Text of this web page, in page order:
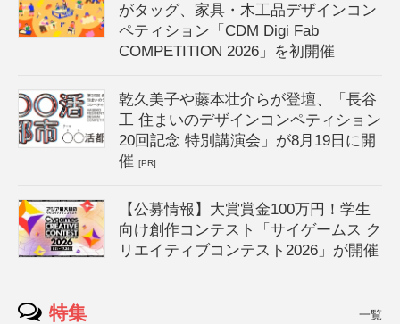
がタッグ、家具・木工品デザインコン
ペティション「CDM Digi Fab
COMPETITION 2026」を初開催
乾久美子や藤本壮介らが登壇、「長谷
工 住まいのデザインコンペティション
20回記念 特別講演会」が8月19日に開
催[PR]
【公募情報】大賞賞金100万円！学生
向け創作コンテスト「サイゲームス ク
リエイティブコンテスト2026」が開催
特集 一覧